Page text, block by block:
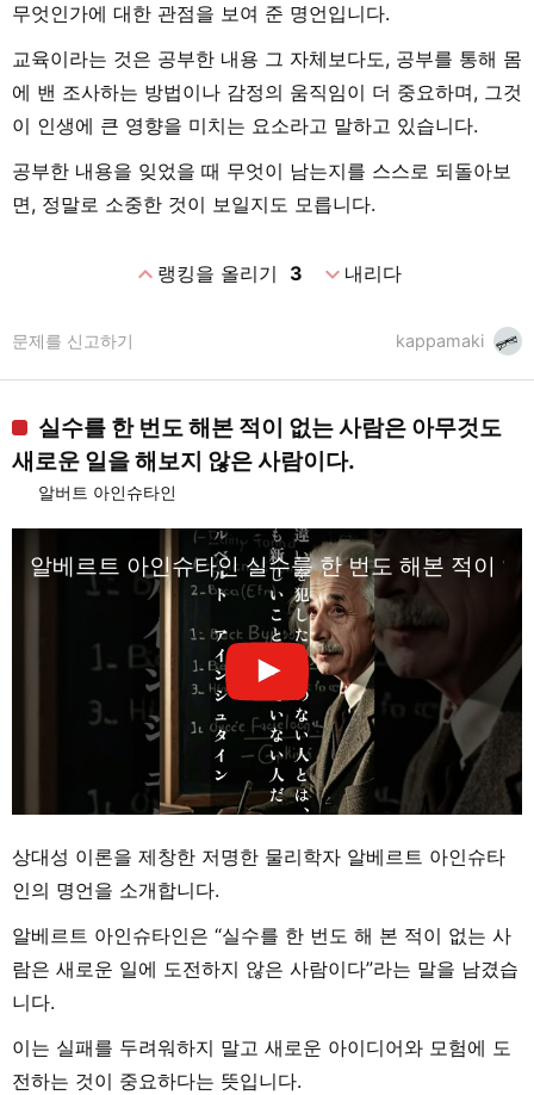
무엇인가에 대한 관점을 보여 준 명언입니다.
교육이라는 것은 공부한 내용 그 자체보다도, 공부를 통해 몸
에 밴 조사하는 방법이나 감정의 움직임이 더 중요하며, 그것
이 인생에 큰 영향을 미치는 요소라고 말하고 있습니다.
공부한 내용을 잊었을 때 무엇이 남는지를 스스로 되돌아보
면, 정말로 소중한 것이 보일지도 모릅니다.
expand_less랭킹을 올리기 3 expand_more내리다
kappamaki
문제를 신고하기
실수를 한 번도 해본 적이 없는 사람은 아무것도
새로운 일을 해보지 않은 사람이다.
알버트 아인슈타인
알베르트 아인슈타인 실수를 한 번도 해본 적이
상대성 이론을 제창한 저명한 물리학자 알베르트 아인슈타
인의 명언을 소개합니다.
알베르트 아인슈타인은 “실수를 한 번도 해 본 적이 없는 사
람은 새로운 일에 도전하지 않은 사람이다”라는 말을 남겼습
니다.
이는 실패를 두려워하지 말고 새로운 아이디어와 모험에 도
전하는 것이 중요하다는 뜻입니다.